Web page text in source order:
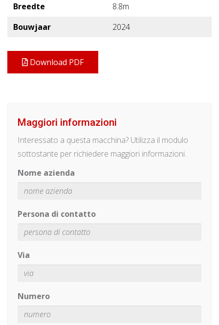
Breedte
8.8m
Bouwjaar
2024
Download PDF
Maggiori informazioni
Interessato a questa macchina? Utilizza il modulo
sottostante per richiedere maggiori informazioni.
Nome azienda
Persona di contatto
Via
Numero